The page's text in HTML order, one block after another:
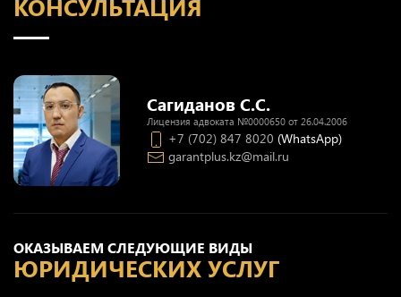
ОКАЗЫВАЕМ СЛЕДУЮЩИЕ ВИДЫ
ЮРИДИЧЕСКИХ УСЛУГ
КОНСУЛЬТАЦИЯ
Сагиданов С.С.
Лицензия адвоката №0000650 от 26.04.2006
+7 (702) 847 8020 (WhatsApp)
garantplus.kz@mail.ru